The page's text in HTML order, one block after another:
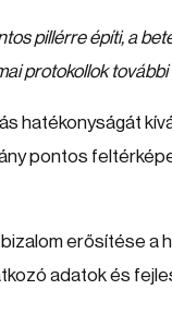
pillérre építi, a
protokollok
pontos
erősítése a
adatok és